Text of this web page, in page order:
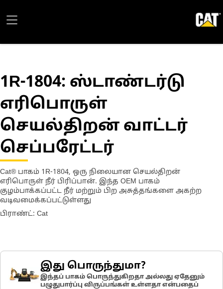
1R-1804: ஸ்டாண்டர்டு
எரிபொருள்
செயல்திறன் வாட்டர்
செப்பரேட்டர்
Cat® பாகம் 1R-1804, ஒரு நிலையான செயல்திறன்
எரிபொருள் நீர் பிரிப்பான். இந்த OEM பாகம்
குழம்பாக்கப்பட்ட நீர் மற்றும் பிற அசுத்தங்களை அகற்ற
வடிவமைக்கப்பட்டுள்ளது
பிராண்ட்: Cat
இது பொருந்துமா?
இந்தப் பாகம் பொருந்துகிறதா அல்லது ஏதேனும்
பழுதுபார்ப்பு விருப்பங்கள் உள்ளதா என்பதைப்